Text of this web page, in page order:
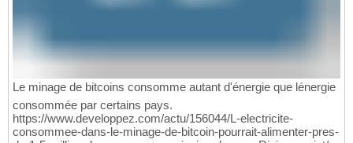
Le minage de bitcoins consomme autant d'énergie que lénergie
consommée par certains pays.
https://www.developpez.com/actu/156044/L-electricite-
consommee-dans-le-minage-de-bitcoin-pourrait-alimenter-pres-